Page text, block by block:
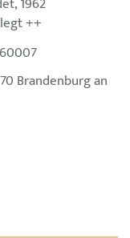
++
Brandenburg an